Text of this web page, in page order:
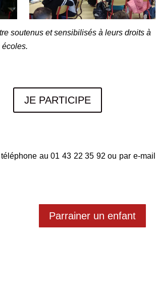
soutenus et sensibilisés à leurs droits à
écoles.
JE PARTICIPE
au 01 43 22 35 92 ou par e-mail
Parrainer un enfant